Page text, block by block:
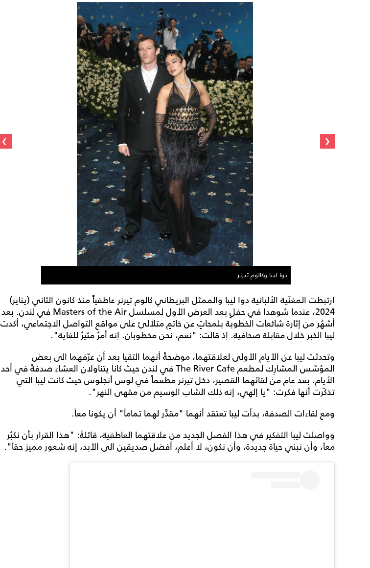
دوا ليبا وكالوم تيرنر
‹
›
ارتبطت المغنّية الألبانية دوا ليبا والممثل البريطاني كالوم تيرنر عاطفياً منذ كانون الثاني (يناير)
2024، عندما شوهدا في حفلٍ بعد العرض الأول لمسلسل Masters of the Air في لندن. بعد
أشهُر من إثارة شائعات الخطوبة بلمحاتٍ عن خاتمٍ متلألئ على مواقع التواصل الاجتماعي، أكدت
ليبا الخبر خلال مقابلة صحافية. إذ قالت: "نعم، نحن مخطوبان. إنه أمرٌ مثيرٌ للغاية".
وتحدثت ليبا عن الأيام الأولى لعلاقتهما، موضحةً أنهما التقيا بعد أن عرّفهما الى بعض
المؤسّس المشارِك لمطعم The River Cafe في لندن حيث كانا يتناولان العشاء صدفةً في أحد
الأيام. بعد عام من لقائهما القصير، دخل تيرنر مطعماً في لوس أنجلوس حيث كانت ليبا التي
تذكّرت أنها فكرت: "يا إلهي، إنه ذلك الشاب الوسيم من مقهى النهر".
ومع لقاءات الصدفة، بدأت ليبا تعتقد أنهما "مقدَّر لهما تماماً" أن يكونا معاً.
وواصلت ليبا التفكير في هذا الفصل الجديد من علاقتهما العاطفية، قائلةً: "هذا القرار بأن نكبُر
معاً، وأن نبني حياة جديدة، وأن نكون، لا أعلم، أفضل صديقين الى الأبد، إنه شعور مميز حقاً".